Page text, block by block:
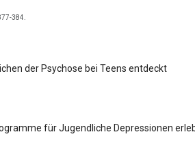
384.
der Psychose bei Teens entdeckt
für Jugendliche Depressionen